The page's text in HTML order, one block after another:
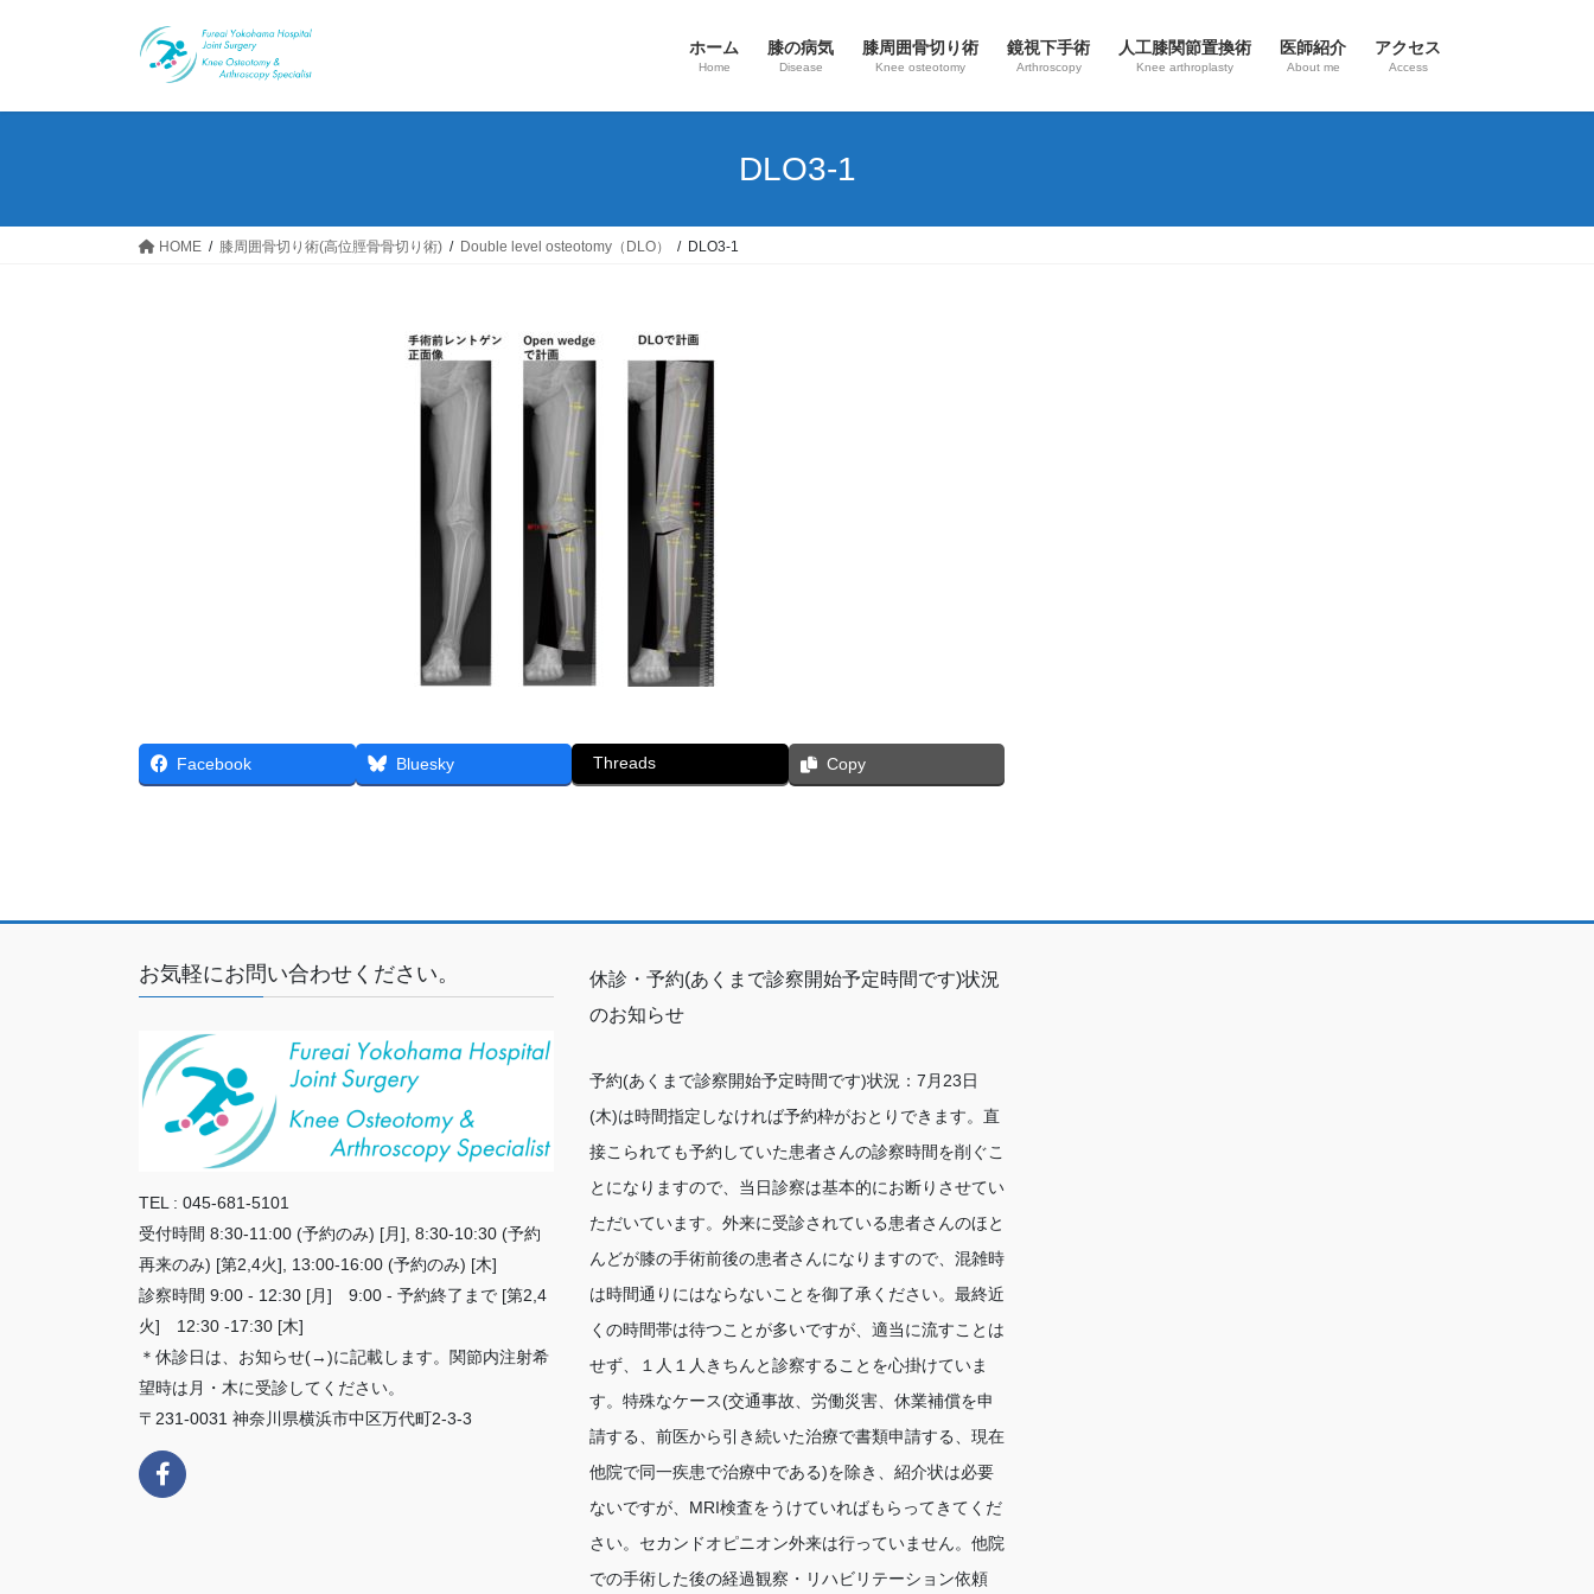
ホーム
Home
膝の病気
Disease
​膝周囲骨切り術
Knee osteotomy
鏡視下手術
Arthroscopy
人工膝関節置換術
Knee arthroplasty
医師紹介
About me
アクセス
Access
DLO3-1
HOME ​膝周囲骨切り術(高位脛骨骨切り術) Double level osteotomy（DLO） DLO3-1
Facebook Bluesky Threads Copy
お気軽にお問い合わせください。
TEL : 045-681-5101
受付時間 8:30-11:00 (予約のみ) [月], 8:30-10:30 (予約
再来のみ) [第2,4火], 13:00-16:00 (予約のみ) [木]
診察時間 9:00 - 12:30 [月] 9:00 - 予約終了まで [第2,4
火] 12:30 -17:30 [木]
＊休診日は、お知らせ(→)に記載します。関節内注射希
望時は月・木に受診してください。
〒231-0031 神奈川県横浜市中区万代町2-3-3
休診・予約(あくまで診察開始予定時間です)状況
のお知らせ
予約(あくまで診察開始予定時間です)状況：7月23日
(木)は時間指定しなければ予約枠がおとりできます。直
接こられても予約していた患者さんの診察時間を削ぐこ
とになりますので、当日診察は基本的にお断りさせてい
ただいています。外来に受診されている患者さんのほと
んどが膝の手術前後の患者さんになりますので、混雑時
は時間通りにはならないことを御了承ください。最終近
くの時間帯は待つことが多いですが、適当に流すことは
せず、１人１人きちんと診察することを心掛けていま
す。特殊なケース(交通事故、労働災害、休業補償を申
請する、前医から引き続いた治療で書類申請する、現在
他院で同一疾患で治療中である)を除き、紹介状は必要
ないですが、MRI検査をうけていればもらってきてくだ
さい。セカンドオピニオン外来は行っていません。他院
での手術した後の経過観察・リハビリテーション依頼